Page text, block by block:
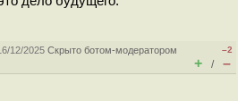
12/2025Скрыто ботом-модератором
–2
+ / –